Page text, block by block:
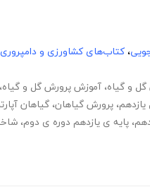
، کتاب‌های کشاورزی و دامپروری
و گیاه، آموزش پرورش گل و گیاه،
، پرورش گیاهان، گیاهان
، پایه ی یازدهم دوره ی دوم،